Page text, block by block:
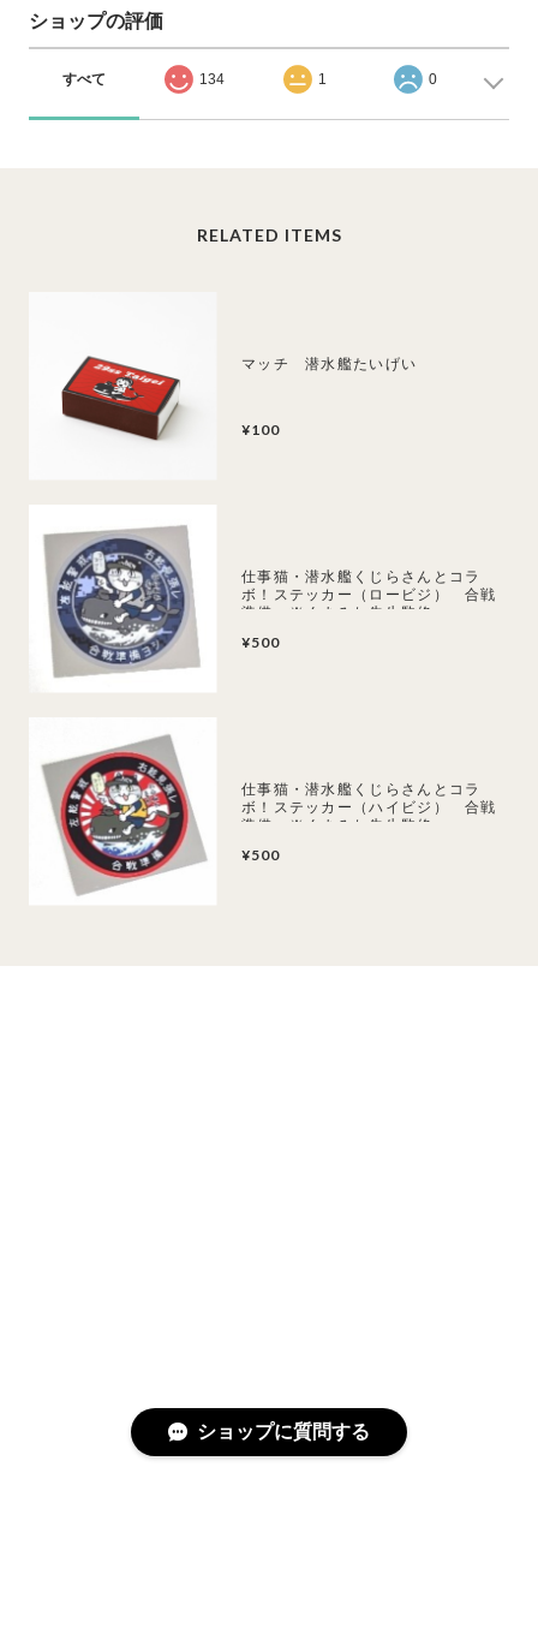
ショップの評価
すべて 134 1 0
RELATED ITEMS
マッチ 潜水艦たいげい
¥100
仕事猫・潜水艦くじらさんとコラ
ボ！ステッカー（ロービジ） 合戦
準備 ※くまみね先生監修
¥500
仕事猫・潜水艦くじらさんとコラ
ボ！ステッカー（ハイビジ） 合戦
準備 ※くまみね先生監修
¥500
ショップに質問する